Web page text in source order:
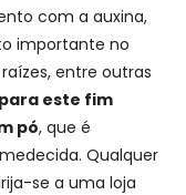
com a auxina,
importante no
entre outras
este fim
pó, que é
Qualquer
se a uma loja